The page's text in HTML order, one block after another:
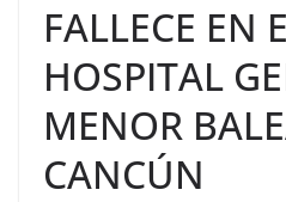
FALLECE EN
HOSPITAL
MENOR
CANCÚN